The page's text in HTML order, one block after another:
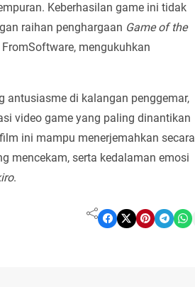
Keberhasilan game ini tidak
raihan penghargaan Game of the
mengukuhkan
antusiasme di kalangan penggemar,
video game yang paling dinantikan
ini mampu menerjemahkan secara
mencekam, serta kedalaman emosi
.
Share on Facebook Share on X Share on Pinterest Share on Telegram Share on WhatsApp